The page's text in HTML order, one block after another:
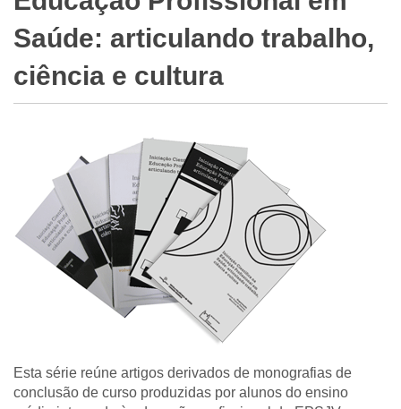
Saúde: articulando trabalho,
ciência e cultura
Esta série reúne artigos derivados de monografias de
conclusão de curso produzidas por alunos do ensino